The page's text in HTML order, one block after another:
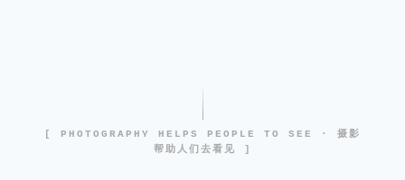
[ PHOTOGRAPHY HELPS PEOPLE TO SEE · 摄影
帮助人们去看见 ]